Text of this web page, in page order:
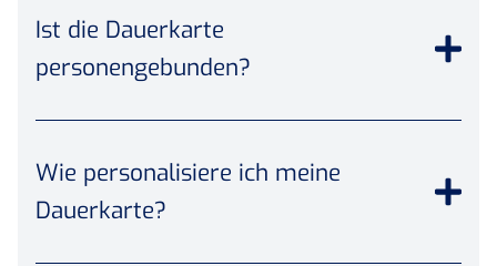
Ist die Dauerkarte
personengebunden?
Wie personalisiere ich meine
Dauerkarte?